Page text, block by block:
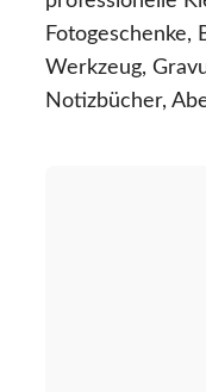
Fotogeschenke,
Werkzeug,
Notizbücher,